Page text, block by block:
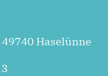
Haselünne